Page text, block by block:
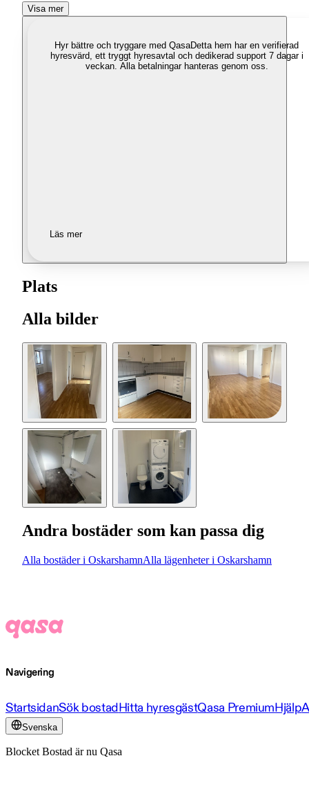
Visa mer
Hyr bättre och tryggare med QasaDetta hem har en verifierad
hyresvärd, ett tryggt hyresavtal och dedikerad support 7 dagar i
veckan. Alla betalningar hanteras genom oss.
Läs mer
Plats
Alla bilder
Andra bostäder som kan passa dig
Alla bostäder i OskarshamnAlla lägenheter i Oskarshamn
Navigering
StartsidanSök bostadHitta hyresgästQasa PremiumHjälp
Svenska
Blocket Bostad är nu Qasa